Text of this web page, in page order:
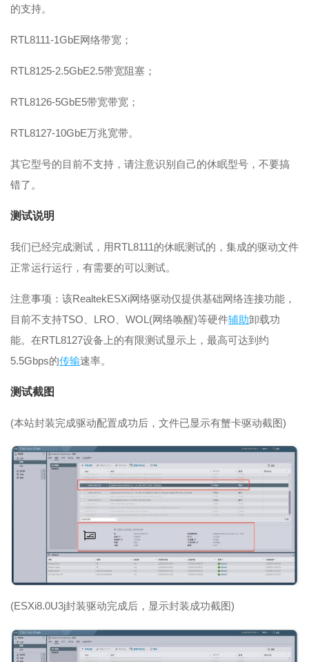
的支持。
RTL8111-1GbE网络带宽；
RTL8125-2.5GbE2.5带宽阻塞；
RTL8126-5GbE5带宽带宽；
RTL8127-10GbE万兆宽带。
其它型号的目前不支持，请注意识别自己的休眠型号，不要搞
错了。
测试说明
我们已经完成测试，用RTL8111的休眠测试的，集成的驱动文件
正常运行运行，有需要的可以测试。
注意事项：该RealtekESXi网络驱动仅提供基础网络连接功能，
目前不支持TSO、LRO、WOL(网络唤醒)等硬件辅助卸载功
能。在RTL8127设备上的有限测试显示上，最高可达到约
5.5Gbps的传输速率。
测试截图
(本站封装完成驱动配置成功后，文件已显示有蟹卡驱动截图)
(ESXi8.0U3j封装驱动完成后，显示封装成功截图)